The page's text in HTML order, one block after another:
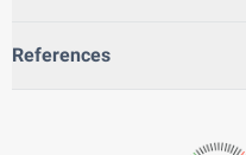
References